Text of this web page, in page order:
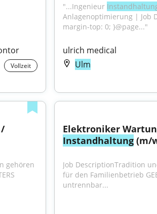
Vollzeit
"...Ingenieur
Anlagenoptimierung | Job
margin-top: 0; }@page..."
ulrich medical
Ulm
/
gehören
Instandhaltung (m/
Job DescriptionTradition
für den Familienbetrieb
untrennbar...